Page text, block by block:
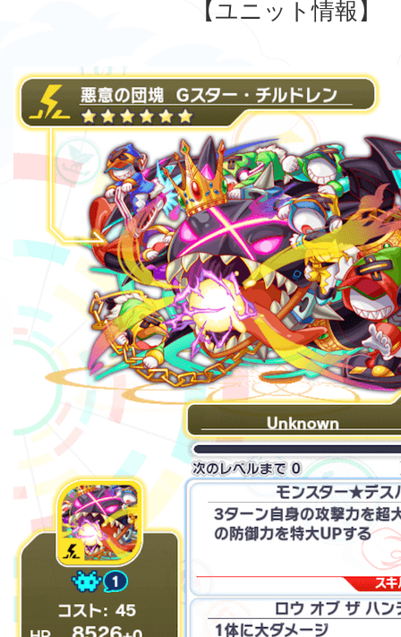
【ユニット情報】